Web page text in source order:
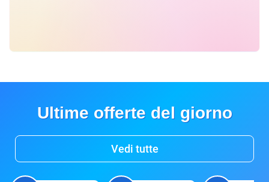
Ultime offerte del giorno
Vedi tutte